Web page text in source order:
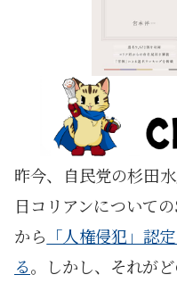
昨今、自民党の杉田
日コリアンについて
から 「人権侵犯」認
る。しかし、それが